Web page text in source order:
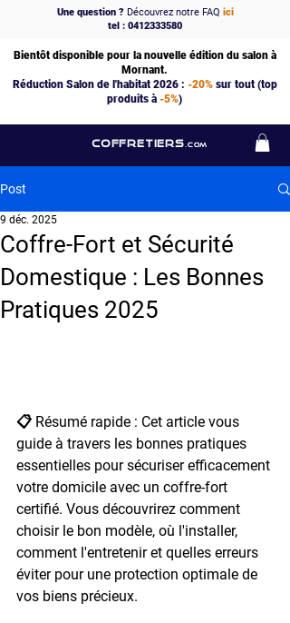
COFFRETIERS .COM
Une question ?Découvrez notre FAQ ici
tel : 0412333580
Bientôt disponible pour la nouvelle édition du salon à
Mornant.
Réduction Salon de l'habitat 2026 : -20%sur tout (top
produits à -5%)
Post
Coffre-Fort et Sécurité
Domestique : Les Bonnes
Pratiques 2025
9 déc. 2025
📋 Résumé rapide : Cet article vous
guide à travers les bonnes pratiques
essentielles pour sécuriser efficacement
votre domicile avec un coffre-fort
certifié. Vous découvrirez comment
choisir le bon modèle, où l'installer,
comment l'entretenir et quelles erreurs
éviter pour une protection optimale de
vos biens précieux.